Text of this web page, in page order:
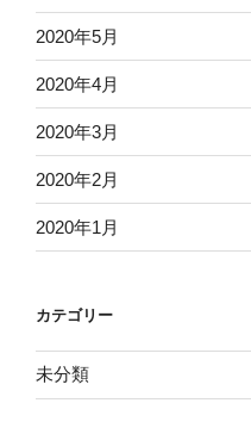
2020年5月
2020年4月
2020年3月
2020年2月
2020年1月
カテゴリー
未分類